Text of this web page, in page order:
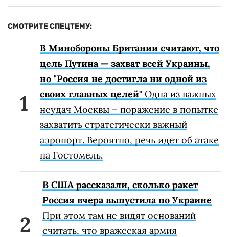
СМОТРИТЕ СПЕЦТЕМУ:
В Минобороны Британии считают, что
цель Путина — захват всей Украины,
но "Россия не достигла ни одной из
своих главных целей" Одна из важных
неудач Москвы – поражение в попытке
захватить стратегически важный
аэропорт. Вероятно, речь идет об атаке
на Гостомель.
В США рассказали, сколько ракет
Россия вчера выпустила по Украине
При этом там не видят оснований
считать, что вражеская армия